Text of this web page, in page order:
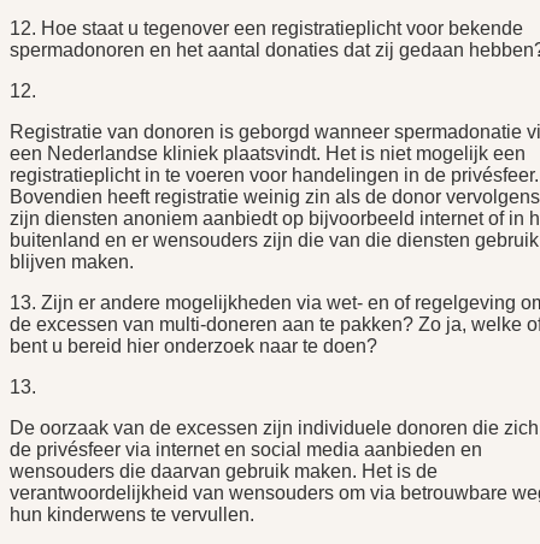
12. Hoe staat u tegenover een registratieplicht voor bekende
spermadonoren en het aantal donaties dat zij gedaan
12.
Registratie van donoren is geborgd wanneer spermadonatie
een Nederlandse kliniek plaatsvindt. Het is niet mogelijk een
registratieplicht in te voeren voor handelingen in de privésfeer.
Bovendien heeft registratie weinig zin als de donor vervolgens
zijn diensten anoniem aanbiedt op bijvoorbeeld internet of in
buitenland en er wensouders zijn die van die diensten gebruik
blijven maken.
13. Zijn er andere mogelijkheden via wet- en of regelgeving
de excessen van multi-doneren aan te pakken? Zo ja, welke
bent u bereid hier onderzoek naar te doen?
13.
De oorzaak van de excessen zijn individuele donoren die
de privésfeer via internet en social media aanbieden en
wensouders die daarvan gebruik maken. Het is de
verantwoordelijkheid van wensouders om via betrouwbare
hun kinderwens te vervullen.